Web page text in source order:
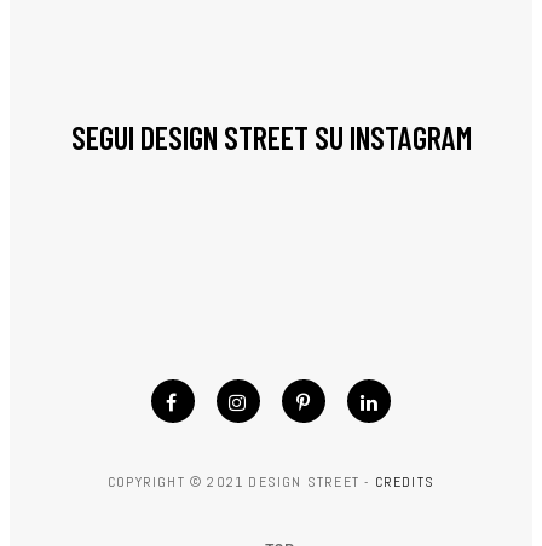
SEGUI DESIGN STREET SU INSTAGRAM
COPYRIGHT © 2021 DESIGN STREET - CREDITS